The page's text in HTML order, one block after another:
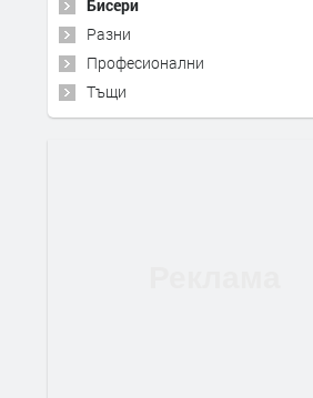
Бисери
Разни
Професионални
Тъщи